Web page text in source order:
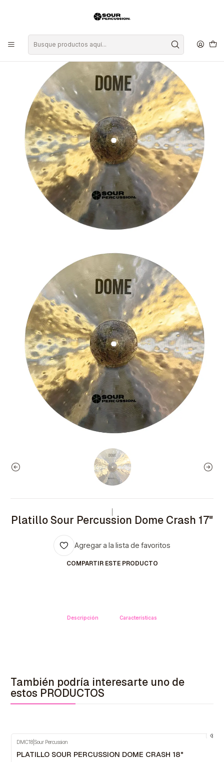
Platillo Sour Percussion Dome Crash 17"
Agregar a la lista de favoritos
COMPARTIR ESTE PRODUCTO
Descripción Características
También podría interesarte uno de
estos PRODUCTOS
DMC18| Sour Percussion
PLATILLO SOUR PERCUSSION DOME CRASH 18"